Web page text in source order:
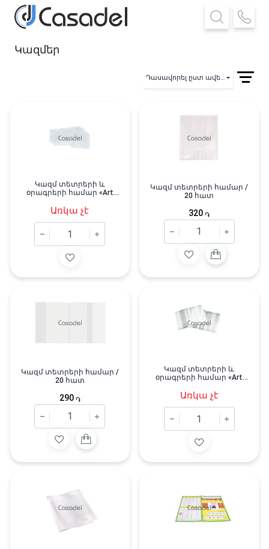
Կազմեր
Դասավորել ըստ ավելացման
Կազմ տետրերի և
օրագրերի համար «Art
Առկա չէ
Կազմ տետրերի համար /
20 հատ
320 ֏
Կազմ տետրերի համար /
20 հատ
290 ֏
Կազմ տետրերի և
օրագրերի համար «Art
Առկա չէ